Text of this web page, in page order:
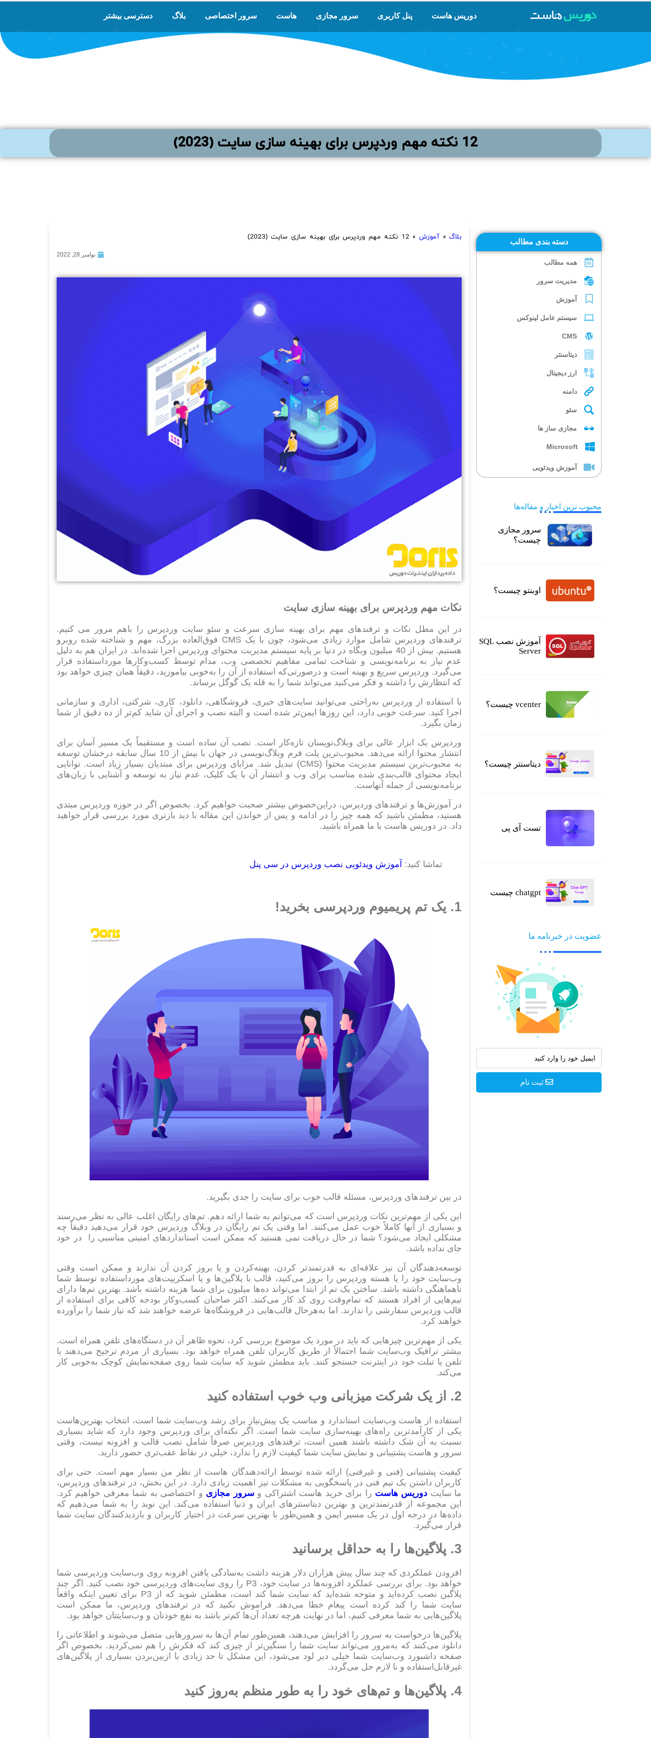
دوریس هاست پنل کاربری سرور مجازی هاست سرور اختصاصی بلاگ دسترسی بیشتر
12 نکته مهم وردپرس برای بهینه سازی سایت (2023)
دسته بندی مطالب
همه مطالب
مدیریت سرور
آموزش
سیستم عامل لینوکس
CMS
دیتاسنتر
ارز دیجیتال
دامنه
سئو
مجازی ساز ها
Microsoft
آموزش ویدئویی
محبوب ترین اخبار و مقاله‌ها
سرور مجازی
چیست؟
اوبنتو چیست؟
آموزش نصب SQL
Server
vcenter چیست؟
دیتاسنتر چیست؟
تست آی پی
chatgpt چیست
عضویت در خبرنامه ما
ثبت نام
بلاگ»آموزش »12 نکته مهم وردپرس برای بهینه سازی سایت (2023)
نوامبر 28, 2022
نکات مهم وردپرس برای بهینه سازی سایت
در این مطل نکات و ترفندهای مهم برای بهینه سازی سرعت و سئو سایت وردپرس را باهم مرور می کنیم.
ترفندهای وردپرس شامل موارد زیادی می‌شود، چون با یک CMS فوق‌العاده بزرگ، مهم و شناخته شده روبرو
هستیم. بیش از 40 میلیون وبگاه در دنیا بر پایه سیستم مدیریت محتوای وردپرس اجرا شده‌اند. در ایران هم به دلیل
عدم نیاز به برنامه‌نویسی و شناخت تمامی مفاهیم تخصصی وب، مدام توسط کسب‌وکارها مورداستفاده قرار
می‌گیرد. وردپرس سریع و بهینه است و درصورتی‌که استفاده از آن را به‌خوبی بیاموزید، دقیقاً همان چیزی خواهد بود
که انتظارش را داشته و فکر می‌کنید می‌تواند شما را به قله یک گوگل برساند.
با استفاده از وردپرس به‌راحتی می‌توانید سایت‌های خبری، فروشگاهی، دانلود، کاری، شرکتی، اداری و سازمانی
اجرا کنید. سرعت خوبی دارد، این روزها ایمن‌تر شده است و البته نصب و اجرای آن شاید کم‌تر از ده دقیق از شما
زمان بگیرد.
وردپرس یک ابزار عالی برای وبلاگ‌نویسان تازه‌کار است. نصب آن ساده است و مستقیماً یک مسیر آسان برای
انتشار محتوا ارائه می‌دهد. محبوب‌ترین پلت فرم وبلاگ‌نویسی در جهان با بیش از 10 سال سابقه درخشان توسعه
به محبوب‌ترین سیستم مدیریت محتوا (CMS) تبدیل شد. مزایای وردپرس برای مبتدیان بسیار زیاد است. توانایی
ایجاد محتوای قالب‌بندی شده مناسب برای وب و انتشار آن با یک کلیک، عدم نیاز به توسعه و آشنایی با زبان‌های
برنامه‌نویسی از جمله آنهاست.
در آموزش‌ها و ترفندهای وردپرس، دراین‌خصوص بیشتر صحبت خواهیم کرد. بخصوص اگر در حوزه وردپرس مبتدی
هستید، مطمئن باشید که همه چیز را در ادامه و پس از خواندن این مقاله با دید بازتری مورد بررسی قرار خواهید
داد. در دوریس هاست با ما همراه باشید.
تماشا کنید: آموزش ویدئویی نصب وردپرس در سی پنل
1. یک تم پریمیوم وردپرسی بخرید!
در بین ترفندهای وردپرس، مسئله قالب خوب برای سایت را جدی بگیرید.
این یکی از مهم‌ترین نکات وردپرس است که می‌توانم به شما ارائه دهم. تم‌های رایگان اغلب عالی به نظر می‌رسند
و بسیاری از آنها کاملاً خوب عمل می‌کنند. اما وقتی یک تم رایگان در وبلاگ وردپرس خود قرار می‌دهید دقیقاً چه
مشکلی ایجاد می‌شود؟ شما در حال دریافت تمی هستید که ممکن است استانداردهای امنیتی مناسبی را در خود
جای نداده باشد.
توسعه‌دهندگان آن نیز علاقه‌ای به قدرتمندتر کردن، بهینه‌کردن و یا بروز کردن آن ندارند و ممکن است وقتی
وب‌سایت خود را یا هسته وردپرس را بروز می‌کنید، قالب با پلاگین‌ها و یا اسکریپت‌های مورداستفاده توسط شما
ناهماهنگی داشته باشد. ساختن یک تم از ابتدا می‌تواند ده‌ها میلیون برای شما هزینه داشته باشد. بهترین تم‌ها دارای
تیم‌هایی از افراد هستند که تمام‌وقت روی کد کار می‌کنند. اکثر صاحبان کسب‌وکار بودجه کافی برای استفاده از
قالب وردپرس سفارشی را ندارند. اما به‌هرحال قالب‌هایی در فروشگاه‌ها عرضه خواهند شد که نیاز شما را برآورده
خواهند کرد.
یکی از مهم‌ترین چیزهایی که باید در مورد یک موضوع بررسی کرد، نحوه ظاهر آن در دستگاه‌های تلفن همراه است.
بیشتر ترافیک وب‌سایت شما احتمالاً از طریق کاربران تلفن همراه خواهد بود. بسیاری از مردم ترجیح می‌دهند با
تلفن یا تبلت خود در اینترنت جستجو کنند. باید مطمئن شوید که سایت شما روی صفحه‌نمایش کوچک به‌خوبی کار
می‌کند.
2. از یک شرکت میزبانی وب خوب استفاده کنید
استفاده از هاست وب‌سایت استاندارد و مناسب یک پیش‌نیاز برای رشد وب‌سایت شما است، انتخاب بهترین‌هاست
یکی از کارآمدترین راه‌های بهینه‌سازی سایت شما است. اگر نکته‌ای برای وردپرس وجود دارد که شاید بسیاری
نسبت به آن شک داشته باشند همین است، ترفندهای وردپرس صرفاً شامل نصب قالب و افزونه نیست، وقتی
سرور و هاست پشتیبانی و نمایش سایت شما کیفیت لازم را ندارد، خیلی در نقاط عقب‌تری حضور دارید.
کیفیت پشتیبانی (فنی و غیرفنی) ارائه شده توسط ارائه‌دهندگان هاست از نظر من بسیار مهم است. حتی برای
کاربران داشتن یک تیم فنی در پاسخگویی به مشکلات نیز اهمیت زیادی دارد. در این بخش، در ترفندهای وردپرس،
ما سایت دوریس هاست را برای خرید هاست اشتراکی وسرور مجازی و اختصاصی به شما معرفی خواهیم کرد.
این مجموعه از قدرتمندترین و بهترین دیتاسنترهای ایران و دنیا استفاده می‌کند. این نوید را به شما می‌دهیم که
داده‌ها در درجه اول در یک مسیر ایمن و همین‌طور با بهترین سرعت در اختیار کاربران و بازدیدکنندگان سایت شما
قرار می‌گیرد.
3. پلاگین‌ها را به حداقل برسانید
افزودن عملکردی که چند سال پیش هزاران دلار هزینه داشت به‌سادگی یافتن افزونه روی وب‌سایت وردپرسی شما
خواهد بود. برای بررسی عملکرد افزونه‌ها در سایت خود، P3 را روی سایت‌های وردپرسی خود نصب کنید. اگر چند
پلاگین نصب کرده‌اید و متوجه شده‌اید که سایت شما کند است، مطمئن شوید که از P3 برای تعیین اینکه واقعاً
سایت شما را کند کرده است پیغام خطا می‌دهد. فراموش نکنید که در ترفندهای وردپرس، ما ممکن است
پلاگین‌هایی به شما معرفی کنیم، اما در نهایت هرچه تعداد آن‌ها کم‌تر باشد به نفع خودتان و وب‌سایتتان خواهد بود.
پلاگین‌ها درخواست به سرور را افزایش می‌دهند، همین‌طور تمام آن‌ها به سرورهایی متصل می‌شوند و اطلاعاتی را
دانلود می‌کنند که به‌مرور می‌تواند سایت شما را سنگین‌تر از چیزی کند که فکرش را هم نمی‌کردید. بخصوص اگر
صفحه داشبورد وب‌سایت شما خیلی دیر لود می‌شود، این مشکل تا حد زیادی با ازبین‌بردن بسیاری از پلاگین‌های
غیرقابل‌استفاده و نا لازم حل می‌گردد.
4. پلاگین‌ها و تم‌های خود را به طور منظم به‌روز کنید